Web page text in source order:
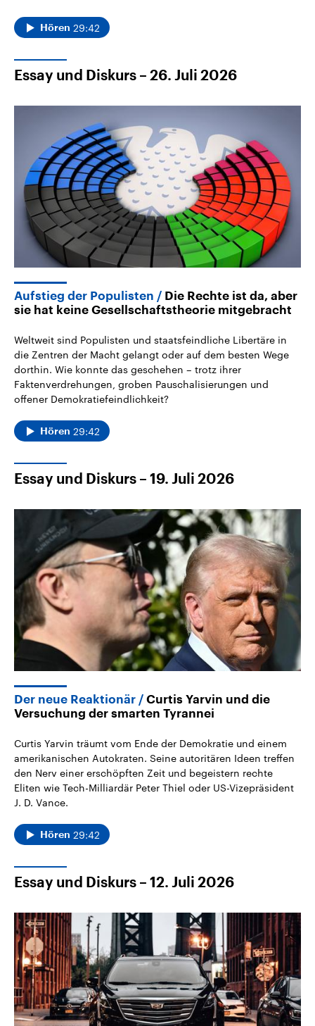
Hören 29:42
Essay und Diskurs – 26. Juli 2026
Aufstieg der Populisten
Die Rechte ist da, aber
sie hat keine Gesellschaftstheorie mitgebracht
Weltweit sind Populisten und staatsfeindliche Libertäre in
die Zentren der Macht gelangt oder auf dem besten Wege
dorthin. Wie konnte das geschehen – trotz ihrer
Faktenverdrehungen, groben Pauschalisierungen und
offener Demokratiefeindlichkeit?
Hören 29:42
Essay und Diskurs – 19. Juli 2026
Der neue Reaktionär
Curtis Yarvin und die
Versuchung der smarten Tyrannei
Curtis Yarvin träumt vom Ende der Demokratie und einem
amerikanischen Autokraten. Seine autoritären Ideen treffen
den Nerv einer erschöpften Zeit und begeistern rechte
Eliten wie Tech-Milliardär Peter Thiel oder US-Vizepräsident
J. D. Vance.
Hören 29:42
Essay und Diskurs – 12. Juli 2026